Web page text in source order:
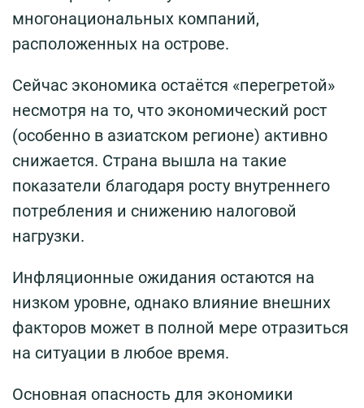
многонациональных компаний,
расположенных на острове.
Сейчас экономика остаётся «перегретой»
несмотря на то, что экономический рост
(особенно в азиатском регионе) активно
снижается. Страна вышла на такие
показатели благодаря росту внутреннего
потребления и снижению налоговой
нагрузки.
Инфляционные ожидания остаются на
низком уровне, однако влияние внешних
факторов может в полной мере отразиться
на ситуации в любое время.
Основная опасность для экономики